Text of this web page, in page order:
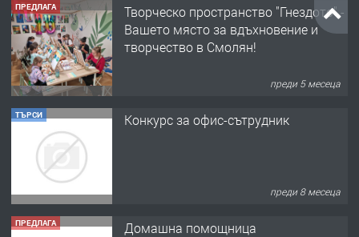
ПРЕДЛАГА
Творческо пространство "Гнездото" -
Вашето място за вдъхновение и
творчество в Смолян!
преди 5 месеца
ТЪРСИ Конкурс за офис-сътрудник
преди 8 месеца
ПРЕДЛАГА Домашна помощница